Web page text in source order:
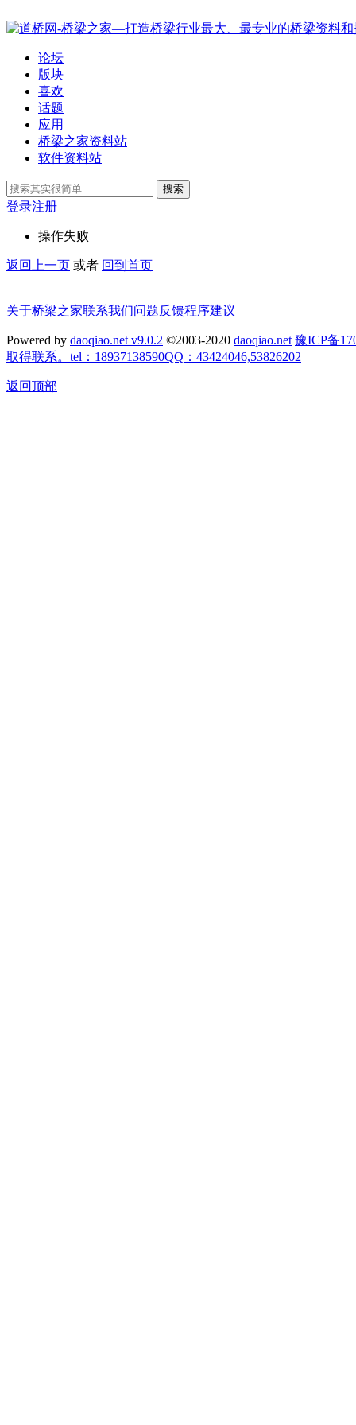
论坛
版块
喜欢
话题
应用
桥梁之家资料站
软件资料站
搜索
登录注册
操作失败
返回上一页 或者 回到首页
关于桥梁之家联系我们问题反馈程序建议
Powered by daoqiao.net v9.0.2 ©2003-2020 daoqiao.net 豫ICP备
取得联系。tel：18937138590QQ：43424046,53826202
返回顶部